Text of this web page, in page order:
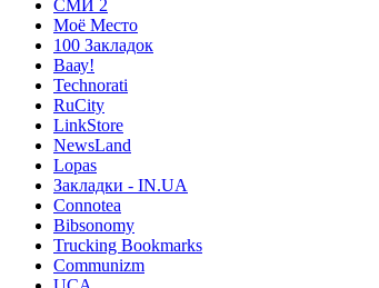
СМИ 2
Моё Место
100 Закладок
Ваау!
Technorati
RuCity
LinkStore
NewsLand
Lopas
Закладки - IN.UA
Connotea
Bibsonomy
Trucking Bookmarks
Communizm